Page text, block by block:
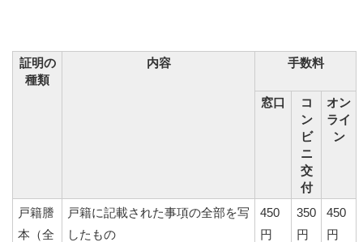
証明の
種類
内容 手数料
窓口
コ
ン
ビ
ニ
交
付
オン
ライ
ン
戸籍謄
本（全
戸籍に記載された事項の全部を写
したもの
450
円
350
円
450
円